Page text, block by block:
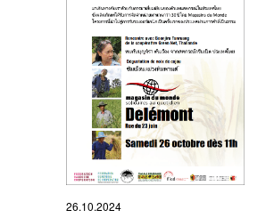
26.10.2024